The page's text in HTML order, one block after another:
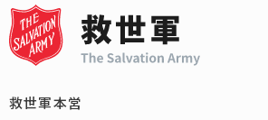
救世軍本営